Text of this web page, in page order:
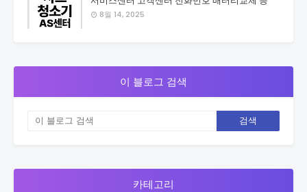
8월 14, 2025
이 블로그 검색
카테고리